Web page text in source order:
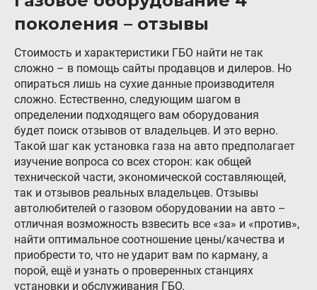
поколения – отзывы
Стоимость и характеристики ГБО найти не так
сложно – в помощь сайты продавцов и дилеров. Но
опираться лишь на сухие данные производителя
сложно. Естественно, следующим шагом в
определении подходящего вам оборудования
будет поиск отзывов от владельцев. И это верно.
Такой шаг как установка газа на авто предполагает
изучение вопроса со всех сторон: как общей
технической части, экономической составляющей,
так и отзывов реальных владельцев. Отзывы
автолюбителей о газовом оборудовании на авто –
отличная возможность взвесить все «за» и «против»,
найти оптимальное соотношение цены/качества и
приобрести то, что не ударит вам по карману, а
порой, ещё и узнать о проверенных станциях
установки и обслуживания ГБО.